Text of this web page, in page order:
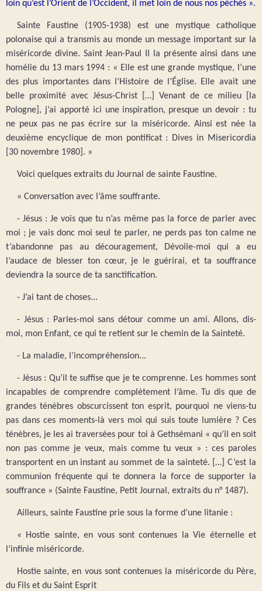
loin qu’est l’Orient de l’Occident, il met loin de nous nos péchés ».
Sainte Faustine (1905-1938) est une mystique catholique
polonaise qui a transmis au monde un message important sur la
miséricorde divine. Saint Jean-Paul II la présente ainsi dans une
homélie du 13 mars 1994 : « Elle est une grande mystique, l’une
des plus importantes dans l’Histoire de l’Église. Elle avait une
belle proximité avec Jésus-Christ […] Venant de ce milieu [la
Pologne], j’ai apporté ici une inspiration, presque un devoir : tu
ne peux pas ne pas écrire sur la miséricorde. Ainsi est née la
deuxième encyclique de mon pontificat : Dives in Misericordia
[30 novembre 1980]. »
Voici quelques extraits du Journal de sainte Faustine.
« Conversation avec l’âme souffrante.
- Jésus : Je vois que tu n’as même pas la force de parler avec
moi ; je vais donc moi seul te parler, ne perds pas ton calme ne
t’abandonne pas au découragement, Dévoile-moi qui a eu
l’audace de blesser ton cœur, je le guérirai, et ta souffrance
deviendra la source de ta sanctification.
- J’ai tant de choses...
- Jésus : Parles-moi sans détour comme un ami. Allons, dis-
moi, mon Enfant, ce qui te retient sur le chemin de la Sainteté.
- La maladie, l’incompréhension...
- Jésus : Qu’il te suffise que je te comprenne. Les hommes sont
incapables de comprendre complètement l’âme. Tu dis que de
grandes ténèbres obscurcissent ton esprit, pourquoi ne viens-tu
pas dans ces moments-là vers moi qui suis toute lumière ? Ces
ténèbres, je les ai traversées pour toi à Gethsémani « qu’il en soit
non pas comme je veux, mais comme tu veux » : ces paroles
transportent en un instant au sommet de la sainteté. […] C’est la
communion fréquente qui te donnera la force de supporter la
souffrance » (Sainte Faustine, Petit Journal, extraits du n° 1487).
Ailleurs, sainte Faustine prie sous la forme d’une litanie :
« Hostie sainte, en vous sont contenues la Vie éternelle et
l’infinie miséricorde.
Hostie sainte, en vous sont contenues la miséricorde du Père,
du Fils et du Saint Esprit